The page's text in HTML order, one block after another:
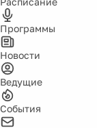
Программы
Новости
Ведущие
События